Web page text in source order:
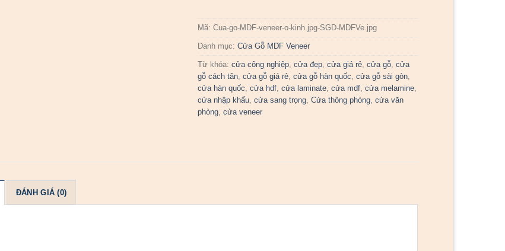
Mã:Cua-go-MDF-veneer-o-kinh.jpg-SGD-MDFVe.jpg
Danh mục:Cửa Gỗ MDF Veneer
Từ khóa:cửa công nghiệp,cửa đẹp,cửa giá rẻ,cửa gỗ,cửa
gỗ cách tân,cửa gỗ giá rẻ,cửa gỗ hàn quốc,cửa gỗ sài gòn,
cửa hàn quốc,cửa hdf,cửa laminate,cửa mdf,cửa melamine,
cửa nhập khẩu,cửa sang trọng,Cửa thông phòng,cửa văn
phòng,cửa veneer
ĐÁNH GIÁ (0)